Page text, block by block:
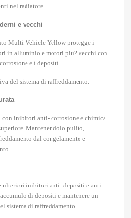
nel radiatore.
e vecchi
Multi-Vehicle Yellow protegge i
in alluminio e motori piu? vecchi con
e i depositi.
del sistema di raffreddamento.
con inibitori anti- corrosione e chimica
Mantenendolo pulito,
dal congelamento e
.
ulteriori inibitori anti- depositi e anti-
di depositi e mantenere un
sistema di raffreddamento.